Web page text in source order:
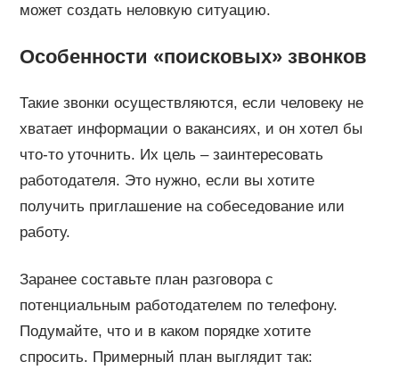
может создать неловкую ситуацию.
Особенности «поисковых» звонков
Такие звонки осуществляются, если человеку не
хватает информации о вакансиях, и он хотел бы
что-то уточнить. Их цель – заинтересовать
работодателя. Это нужно, если вы хотите
получить приглашение на собеседование или
работу.
Заранее составьте план разговора с
потенциальным работодателем по телефону.
Подумайте, что и в каком порядке хотите
спросить. Примерный план выглядит так: